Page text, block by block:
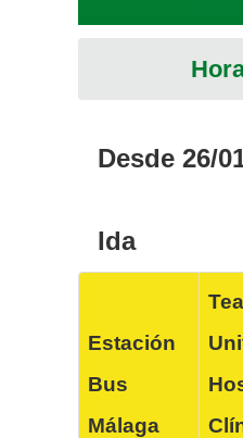
Desde 26/
Ida
Estación
Bus
Málaga